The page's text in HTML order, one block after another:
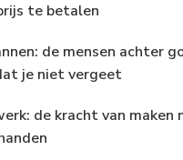
te betalen
de mensen achter
je niet vergeet
de kracht van maken